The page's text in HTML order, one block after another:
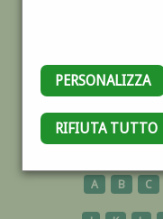
PERSONALIZZA
RIFIUTA TUTTO
A B C